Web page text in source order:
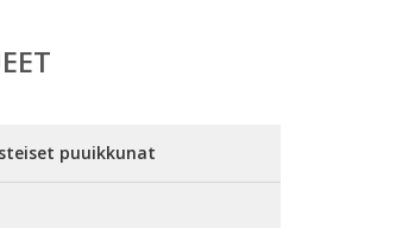
puuikkunat